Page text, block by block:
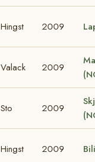
Hingst 2009
Valack 2009
Sto 2009
Hingst 2009